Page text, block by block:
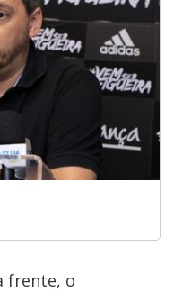
frente, o